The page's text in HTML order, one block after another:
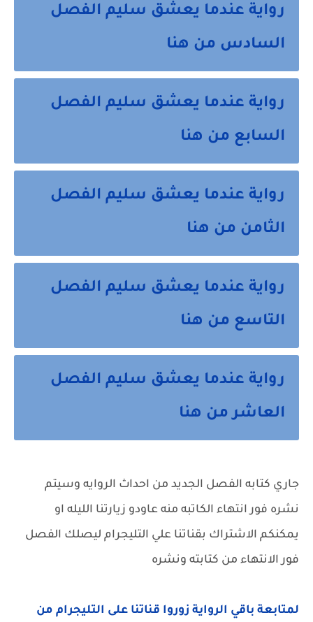
رواية عندما يعشق سليم الفصل
السادس من هنا
رواية عندما يعشق سليم الفصل
السابع من هنا
رواية عندما يعشق سليم الفصل
الثامن من هنا
رواية عندما يعشق سليم الفصل
التاسع من هنا
رواية عندما يعشق سليم الفصل
العاشر من هنا
جاري كتابه الفصل الجديد من احداث الروايه وسيتم
نشره فور انتهاء الكاتبه منه عاودو زيارتنا الليله او
يمكنكم الاشتراك بقناتنا علي التليجرام ليصلك الفصل
فور الانتهاء من كتابته ونشره
لمتابعة باقي الرواية زوروا قناتنا على التليجرام من